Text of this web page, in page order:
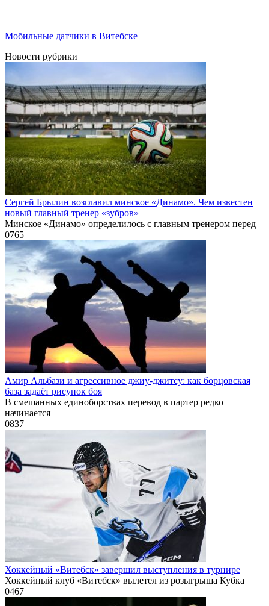
Мобильные датчики в Витебске
Новости рубрики
Сергей Брылин возглавил минское «Динамо». Чем известен
новый главный тренер «зубров»
Минское «Динамо» определилось с главным тренером перед
0765
Амир Альбази и агрессивное джиу-джитсу: как борцовская
база задаёт рисунок боя
В смешанных единоборствах перевод в партер редко
начинается
0837
Хоккейный «Витебск» завершил выступления в турнире
Хоккейный клуб «Витебск» вылетел из розыгрыша Кубка
0467